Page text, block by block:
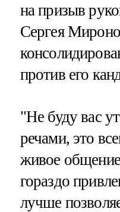
на призыв
Сергея
против его
"Не буду вас
речами, это
живое
гораздо
лучше